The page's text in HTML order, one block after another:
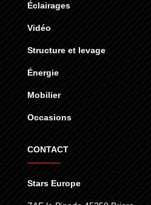
Éclairages
Vidéo
Structure et levage
Énergie
Mobilier
Occasions
CONTACT
Stars Europe